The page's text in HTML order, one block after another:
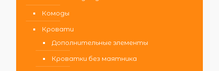
Комоды
Кровати
Дополнительные элементы
Кроватки без маятника